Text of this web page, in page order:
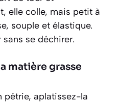
elle colle, mais petit à
souple et élastique.
se déchirer.
matière grasse
pétrie, aplatissez-la